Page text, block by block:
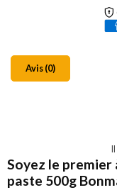
Avis (0)
Soyez le premier
paste 500g